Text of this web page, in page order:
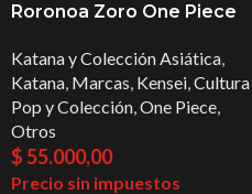
Roronoa Zoro One Piece
Katana y Colección Asiática,
Katana, Marcas, Kensei,Cultura
Pop y Colección,One Piece,
Otros
$55.000,00
Precio sin impuestos